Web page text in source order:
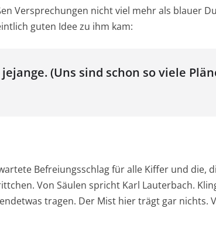
Versprechungen nicht viel mehr als blauer
guten Idee zu ihm kam:
(Uns sind schon so viele
Befreiungsschlag für alle Kiffer und die,
Von Säulen spricht Karl Lauterbach.
tragen. Der Mist hier trägt gar nichts.